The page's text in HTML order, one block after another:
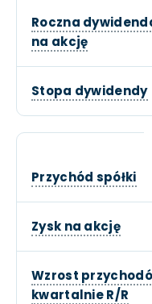
Roczna
na akcję
Stopa dywidendy
Przychód spółki
Zysk na akcję
Wzrost
kwartalnie R/R